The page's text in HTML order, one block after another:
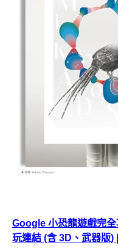
Google 小恐龍遊戲完
玩連結 (含 3D、武器版)